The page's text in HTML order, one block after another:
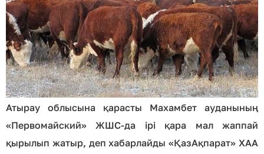
Атырау облысына қарасты Махамбет ауданының
«Первомайский» ЖШС-да ірі қара мал жаппай
қырылып жатыр, деп хабарлайды «ҚазАқпарат» ХАА